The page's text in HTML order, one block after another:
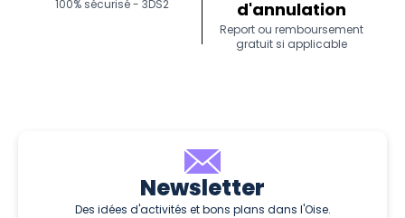
100% sécurisé - 3DS2
d'annulation
Report ou remboursement
gratuit si applicable
Newsletter
Des idées d'activités et bons plans dans l'Oise.